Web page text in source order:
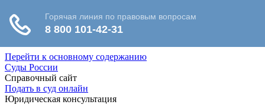
Перейти к основному содержанию
Суды России
Справочный сайт
Подать в суд онлайн
Юридическая консультация